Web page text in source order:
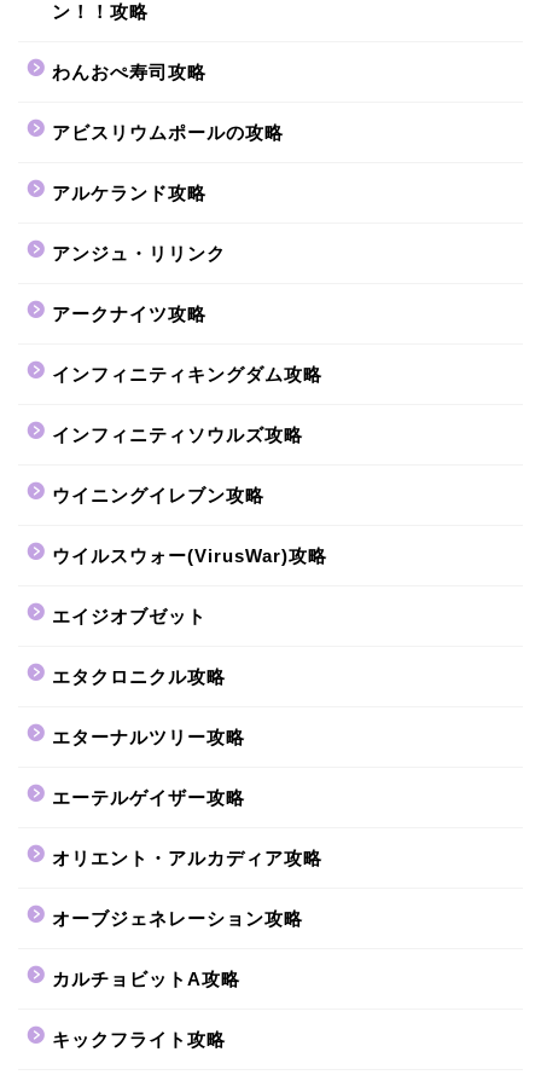
ン！！攻略
わんおぺ寿司攻略
アビスリウムポールの攻略
アルケランド攻略
アンジュ・リリンク
アークナイツ攻略
インフィニティキングダム攻略
インフィニティソウルズ攻略
ウイニングイレブン攻略
ウイルスウォー(VirusWar)攻略
エイジオブゼット
エタクロニクル攻略
エターナルツリー攻略
エーテルゲイザー攻略
オリエント・アルカディア攻略
オーブジェネレーション攻略
カルチョビットA攻略
キックフライト攻略